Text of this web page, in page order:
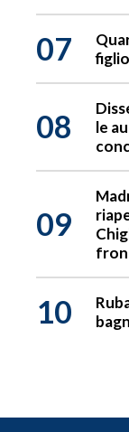
07
08
le
09
10